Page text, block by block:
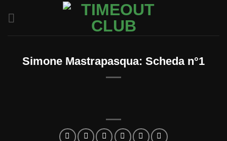
Simone Mastrapasqua: Scheda n°1